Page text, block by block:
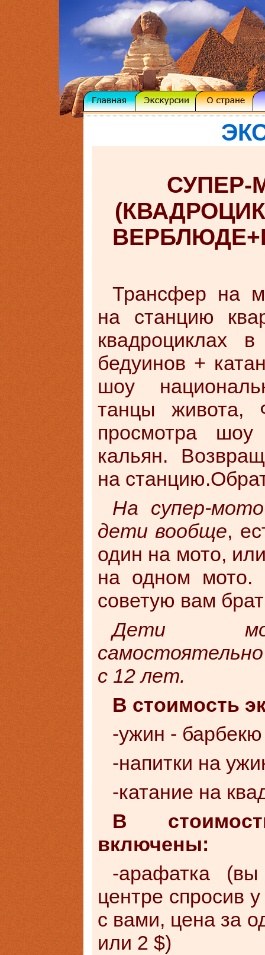
СУПЕР-
Трансфер на
на станцию
квадроциклах
бедуинов +
шоу
танцы живота,
просмотра
кальян.
на
На супер-
дети вообще,
один на мото,
на одном
советую вам
Дети
с 12 лет.
В стоимость
-ужин - барбекю
-напитки на
-катание на
В
включены:
-арафатка
центре спросив
с вами, цена за
или 2 $)